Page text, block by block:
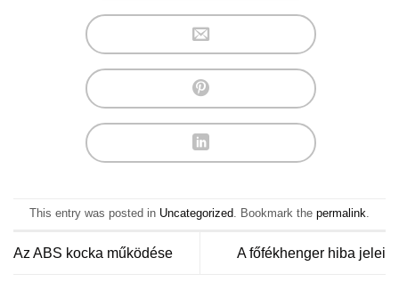
This entry was posted in Uncategorized. Bookmark the permalink.
Az ABS kocka működése A főfékhenger hiba jelei